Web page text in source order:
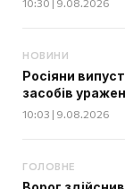
НОВИНИ
Росіяни
засобів
10:03 | 9.08.2026
ГОЛОВНЕ